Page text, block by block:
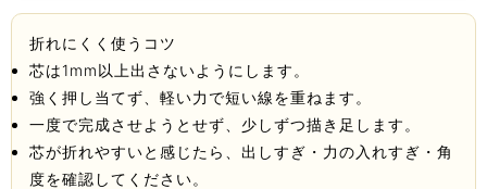
折れにくく使うコツ
芯は1mm以上出さないようにします。
強く押し当てず、軽い力で短い線を重ねます。
一度で完成させようとせず、少しずつ描き足します。
芯が折れやすいと感じたら、出しすぎ・力の入れすぎ・角
度を確認してください。